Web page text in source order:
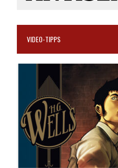
VIDEO-TIPPS